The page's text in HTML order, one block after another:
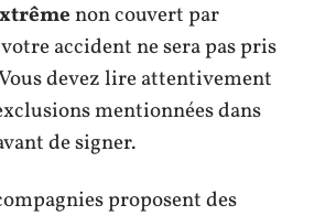
non couvert par
accident ne sera pas pris
devez lire attentivement
mentionnées dans
de signer.
proposent des